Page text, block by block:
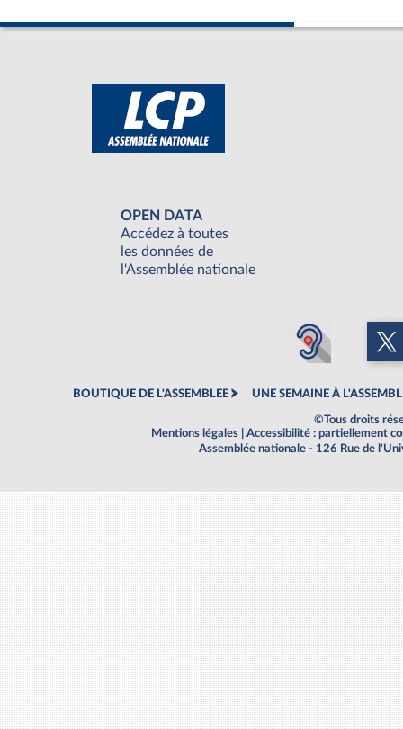
OPEN DATA
Accédez à toutes
les données de
l'Assemblée nationale
BOUTIQUE DE L'ASSEMBLEE UNE SEMAINE À
©Tous droits
Mentions légales
Accessibilité : partiellement
Assemblée nationale - 126 Rue de